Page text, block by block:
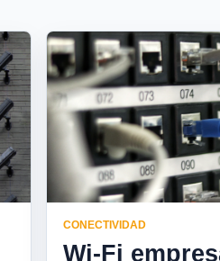
CONECTIVIDAD
Wi-Fi